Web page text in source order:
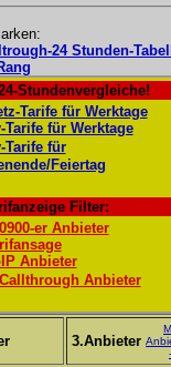
24 Stunden-
Stundenvergleiche!
Tarife für Werktage
Tarife für Werktage
Tarife für
Feiertag
Filter:
er Anbieter
Anbieter
Anbieter
3.Anbieter